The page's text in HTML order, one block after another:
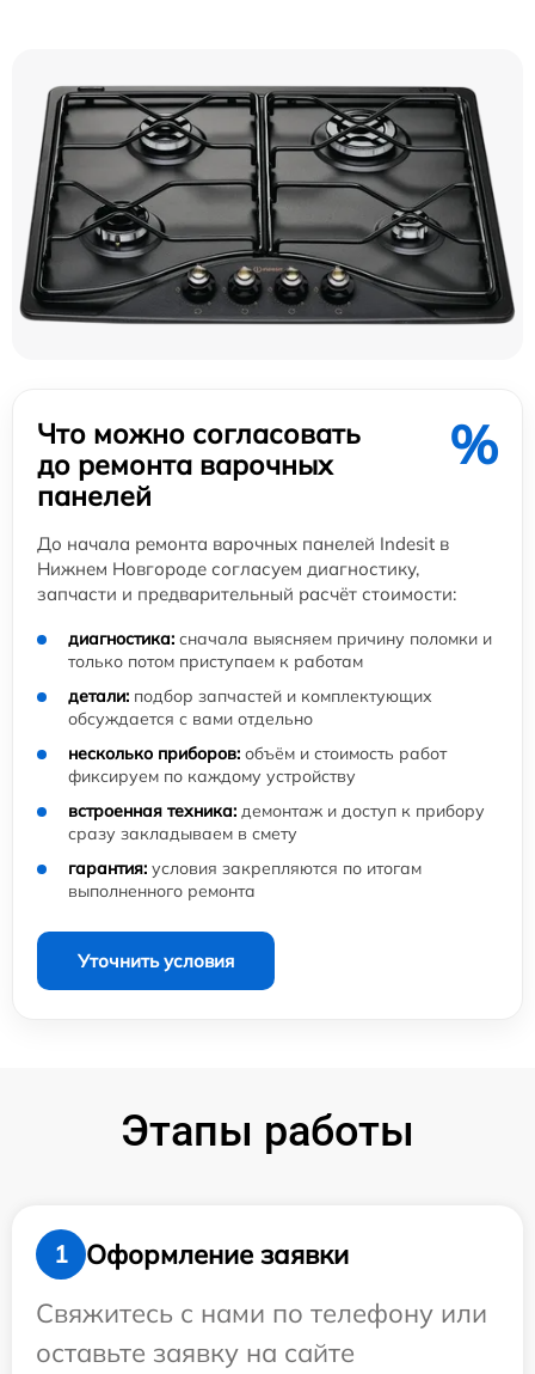
Что можно согласовать
до ремонта варочных
панелей
%
До начала ремонта варочных панелей Indesit в
Нижнем Новгороде согласуем диагностику,
запчасти и предварительный расчёт стоимости:
диагностика: сначала выясняем причину поломки и
только потом приступаем к работам
детали: подбор запчастей и комплектующих
обсуждается с вами отдельно
несколько приборов: объём и стоимость работ
фиксируем по каждому устройству
встроенная техника: демонтаж и доступ к прибору
сразу закладываем в смету
гарантия: условия закрепляются по итогам
выполненного ремонта
Уточнить условия
Этапы работы
1
Оформление заявки
Свяжитесь с нами по телефону или
оставьте заявку на сайте